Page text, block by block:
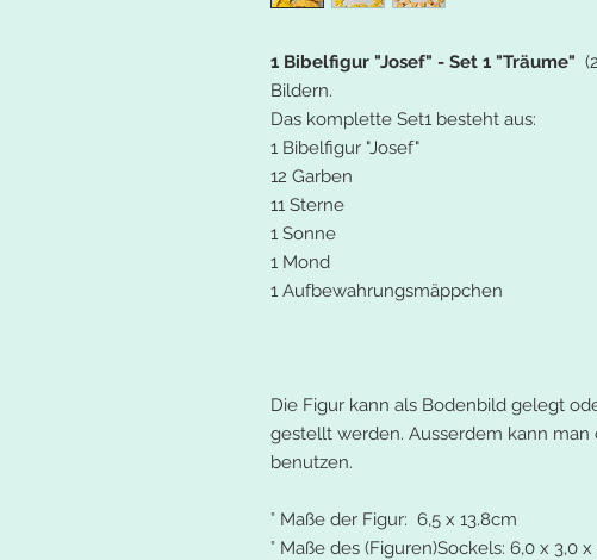
1 Bibelfigur "Josef" - Set 1 "Träume"
Bildern.
Das komplette Set1 besteht aus:
1 Bibelfigur "Josef"
12 Garben
11 Sterne
1 Sonne
1 Mond
1 Aufbewahrungsmäppchen
Die Figur kann als Bodenbild gelegt
gestellt werden. Ausserdem kann man
benutzen.
° Maße der Figur: 6,5 x 13.8cm
° Maße des (Figuren)Sockels: 6,0 x 3,0 x